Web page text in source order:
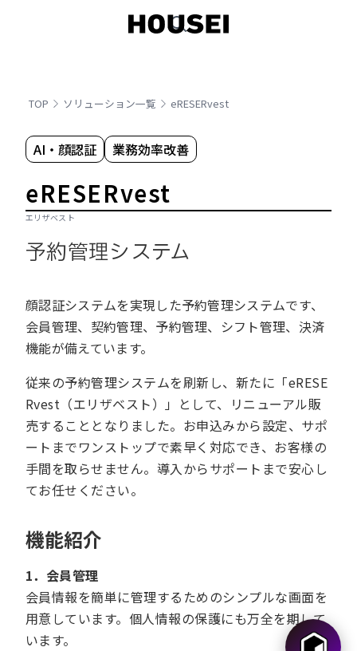
TOP ソリューション一覧 eRESERvest
AI・顔認証 業務効率改善
eRESERvest
エリザベスト
予約管理システム
顔認証システムを実現した予約管理システムです、
会員管理、契約管理、予約管理、シフト管理、決済
機能が備えています。
従来の予約管理システムを刷新し、新たに「eRESE
Rvest（エリザベスト）」として、リニューアル販
売することとなりました。お申込みから設定、サポ
ートまでワンストップで素早く対応でき、お客様の
手間を取らせません。導入からサポートまで安心し
てお任せください。
機能紹介
1．会員管理
会員情報を簡単に管理するためのシンプルな画面を
用意しています。個人情報の保護にも万全を期して
います。